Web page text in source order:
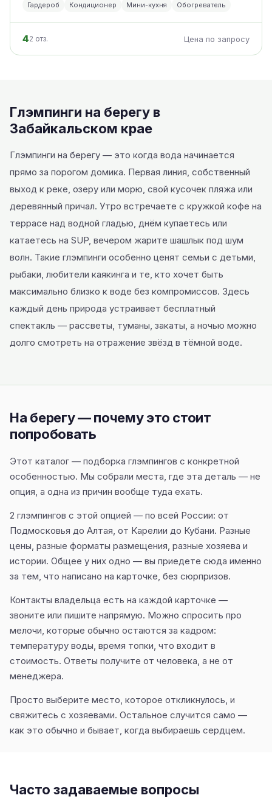
Гардероб Кондиционер Мини-кухня Обогреватель
42 отз. Цена по запросу
Глэмпинги на берегу в
Забайкальском крае
Глэмпинги на берегу — это когда вода начинается
прямо за порогом домика. Первая линия, собственный
выход к реке, озеру или морю, свой кусочек пляжа или
деревянный причал. Утро встречаете с кружкой кофе на
террасе над водной гладью, днём купаетесь или
катаетесь на SUP, вечером жарите шашлык под шум
волн. Такие глэмпинги особенно ценят семьи с детьми,
рыбаки, любители каякинга и те, кто хочет быть
максимально близко к воде без компромиссов. Здесь
каждый день природа устраивает бесплатный
спектакль — рассветы, туманы, закаты, а ночью можно
долго смотреть на отражение звёзд в тёмной воде.
На берегу — почему это стоит
попробовать
Этот каталог — подборка глэмпингов с конкретной
особенностью. Мы собрали места, где эта деталь — не
опция, а одна из причин вообще туда ехать.
2 глэмпингов с этой опцией — по всей России: от
Подмосковья до Алтая, от Карелии до Кубани. Разные
цены, разные форматы размещения, разные хозяева и
истории. Общее у них одно — вы приедете сюда именно
за тем, что написано на карточке, без сюрпризов.
Контакты владельца есть на каждой карточке —
звоните или пишите напрямую. Можно спросить про
мелочи, которые обычно остаются за кадром:
температуру воды, время топки, что входит в
стоимость. Ответы получите от человека, а не от
менеджера.
Просто выберите место, которое откликнулось, и
свяжитесь с хозяевами. Остальное случится само —
как это обычно и бывает, когда выбираешь сердцем.
Часто задаваемые вопросы